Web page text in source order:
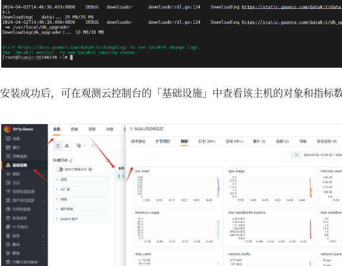
安装成功后，可在观测云控制台的「基础设施」中查看该主机的对象和指标